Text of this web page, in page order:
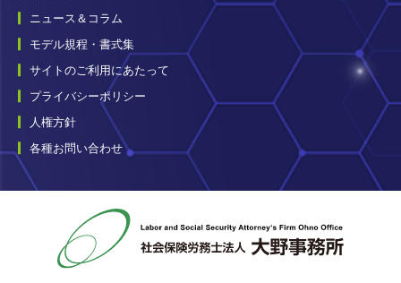
ニュース＆コラム
モデル規程・書式集
サイトのご利用にあたって
プライバシーポリシー
人権方針
各種お問い合わせ